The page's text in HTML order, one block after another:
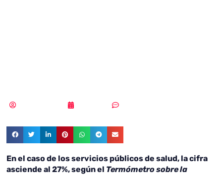
En el caso de los servicios públicos de salud, la cifra
asciende al 27%, según el Termómetro sobre la